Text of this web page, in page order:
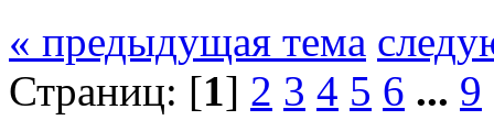
« предыдущая тема
Страниц: [1] 2 3 4 5 6 ... 9